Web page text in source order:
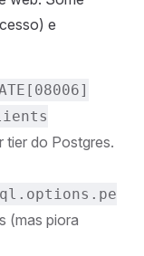
e
tier do Postgres.
(mas piora